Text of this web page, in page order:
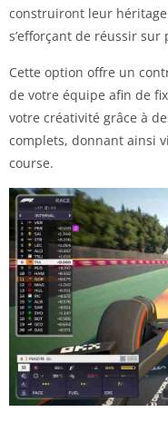
construiront leur
s’efforçant de réussir sur
Cette option offre un
de votre équipe afin de
votre créativité grâce à
complets, donnant ainsi
course.